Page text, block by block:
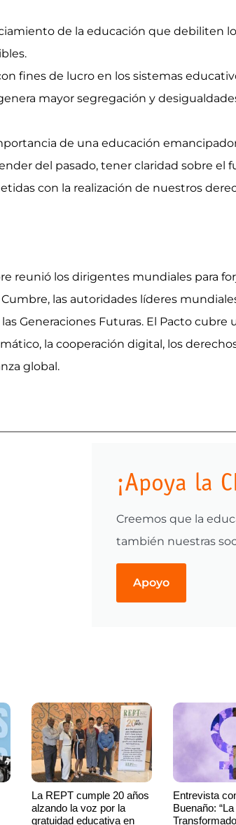
de la educación que debiliten
fines de lucro en los sistemas
mayor segregación y
de una educación
del pasado, tener claridad sobre el
con la realización de nuestros
reunió los dirigentes mundiales para
las autoridades líderes
Generaciones Futuras. El Pacto
la cooperación digital, los
global.
¡Apoya la
Creemos que la
también nuestras
Apoyo
La REPT cumple 20 años
alzando la voz por la
gratuidad educativa en
Entrevista
Buenaño: